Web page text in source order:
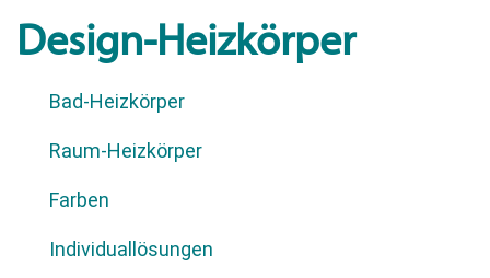
Design-Heizkörper
Bad-Heizkörper
Raum-Heizkörper
Farben
Individuallösungen